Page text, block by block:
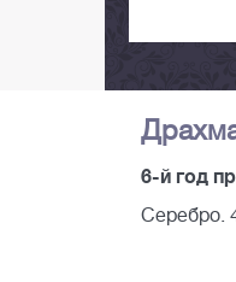
6-й год
Серебро.